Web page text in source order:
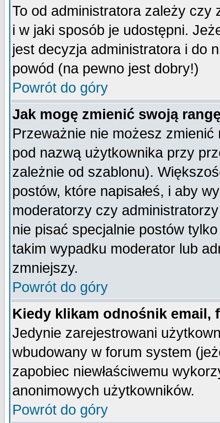
To od administratora zależy czy
i w jaki sposób je udostępni.
jest decyzja administratora i do
powód (na pewno jest dobry!)
Powrót do góry
Jak mogę zmienić swoją
Przeważnie nie możesz
pod nazwą użytkownika przy
zależnie od szablonu).
postów, które napisałeś, i aby
moderatorzy czy
nie pisać specjalnie postów
takim wypadku moderator lub
zmniejszy.
Powrót do góry
Kiedy klikam odnośnik email,
Jedynie zarejestrowani
wbudowany w forum system
zapobiec niewłaściwemu
anonimowych użytkowników.
Powrót do góry